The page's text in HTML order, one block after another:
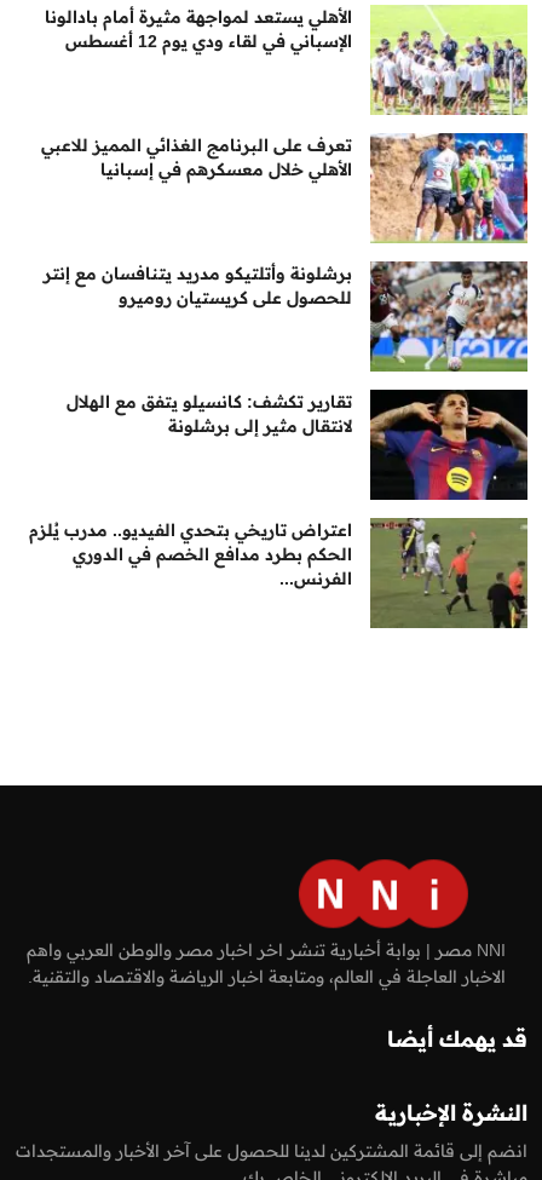
الأهلي يستعد لمواجهة مثيرة أمام بادالونا
الإسباني في لقاء ودي يوم 12 أغسطس
تعرف على البرنامج الغذائي المميز للاعبي
الأهلي خلال معسكرهم في إسبانيا
برشلونة وأتلتيكو مدريد يتنافسان مع إنتر
للحصول على كريستيان روميرو
تقارير تكشف: كانسيلو يتفق مع الهلال
لانتقال مثير إلى برشلونة
اعتراض تاريخي بتحدي الفيديو.. مدرب يُلزم
الحكم بطرد مدافع الخصم في الدوري
الفرنس...
NNI مصر | بوابة أخبارية تنشر اخر اخبار مصر والوطن العربي واهم
الاخبار العاجلة في العالم، ومتابعة اخبار الرياضة والاقتصاد والتقنية.
قد يهمك أيضا
النشرة الإخبارية
انضم إلى قائمة المشتركين لدينا للحصول على آخر الأخبار والمستجدات